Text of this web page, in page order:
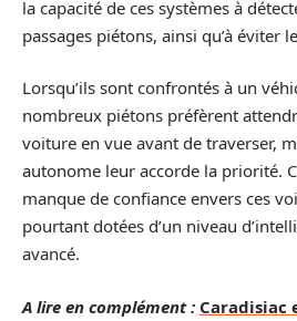
la capacité de ces systèmes à
passages piétons, ainsi qu’à éviter
Lorsqu’ils sont confrontés à un
nombreux piétons préfèrent
voiture en vue avant de traverser,
autonome leur accorde la priorité.
manque de confiance envers ces
pourtant dotées d’un niveau
avancé.
A lire en complément : Caradisiac